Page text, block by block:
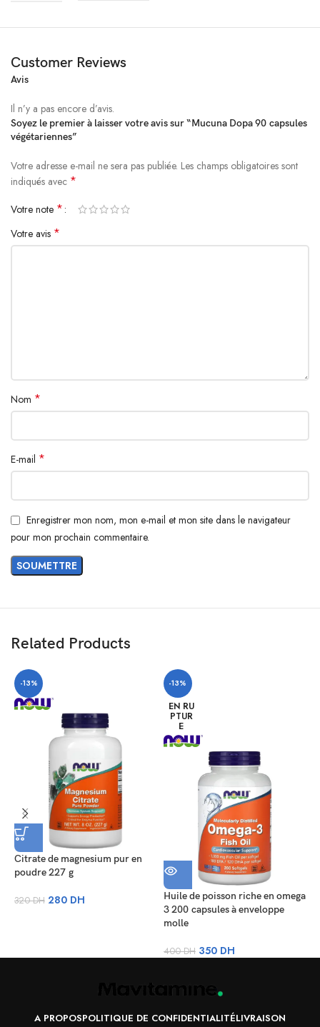
Fabriqué dans un établissement certifié (BPF) qui traite d\’autres
ingrédients contenant ces allergènes.
Avertissements
Attention :réservé aux adultes. Consulter un médecin si vous êtes
médicale.
Tenir hors de portée des enfants.
Customer Reviews
Avis
Il n’y a pas encore d’avis.
Soyez le premier à laisser votre avis sur “Mucuna Dopa 90 capsules
végétariennes”
Votre adresse e-mail ne sera pas publiée. Les champs obligatoires sont
indiqués avec *
Votre note *
Votre avis *
Nom *
E-mail *
Enregistrer mon nom, mon e-mail et mon site dans le navigateur
pour mon prochain commentaire.
Alternative:
Related Products
-13%
Citrate de magnesium pur en
poudre 227 g
320DH 280 DH
-13%
EN RU
PTUR
E
Huile de poisson riche en omega
3 200 capsules à enveloppe
molle
400DH 350 DH
A PROPOSPOLITIQUE DE CONFIDENTIALITÉLIVRAISON